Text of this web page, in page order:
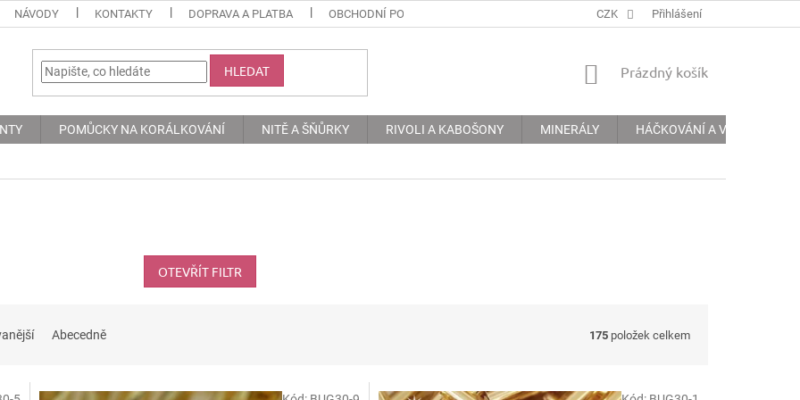
NÁVODY KONTAKTY DOPRAVA A PLATBA OBCHODNÍ PODMÍNKY PODMÍNKY OCHRANY OSOBNÍCH ÚDAJŮ
CZK Přihlášení
HLEDAT
NÁKUPNÍ
Prázdný košík
POMŮCKY NA KORÁLKOVÁNÍ NITĚ A ŠŇŮRKY RIVOLI A KABOŠONY MINERÁLY HÁČKOVÁNÍ A VYŠÍVÁNÍ
OTEVŘÍT FILTR
Abecedně 175 položek celkem